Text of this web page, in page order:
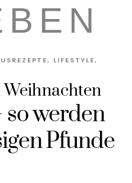
, LIFESTYLE,
werden
Pfunde